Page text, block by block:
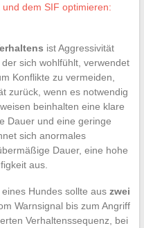
dem SIF optimieren:
ist Aggressivität
sich wohlfühlt, verwendet
Konflikte zu vermeiden,
zurück, wenn es notwendig
beinhalten eine klare
Dauer und eine geringe
sich anormales
Dauer, eine hohe
aus.
Hundes sollte aus zwei
Warnsignal bis zum Angriff
Verhaltenssequenz, bei